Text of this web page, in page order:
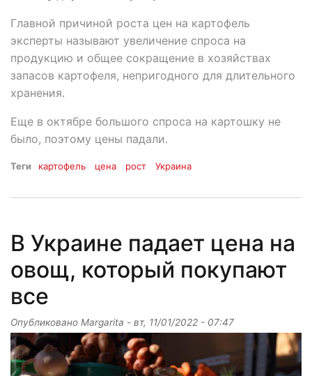
Главной причиной роста цен на картофель
эксперты называют увеличение спроса на
продукцию и общее сокращение в хозяйствах
запасов картофеля, непригодного для длительного
хранения.
Еще в октябре большого спроса на картошку не
было, поэтому цены падали.
Теги картофель цена рост Украина
В Украине падает цена на
овощ, который покупают
все
Опубликовано Margarita - вт, 11/01/2022 - 07:47